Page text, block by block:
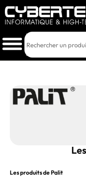
Les produits de Palit